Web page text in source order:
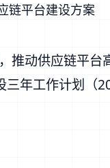
链平台建设方案
推动供应链平
三年工作计划